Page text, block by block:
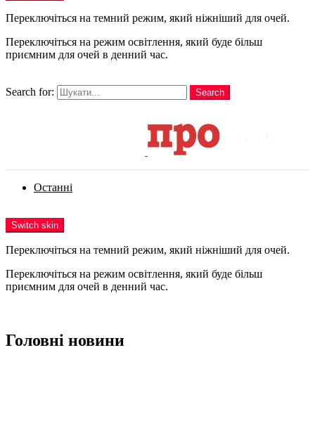
Переключіться на темний режим, який ніжніший для очей.
Переключіться на режим освітлення, який буде більш
приємним для очей в денний час.
Search for:
Search
Останні
Switch skin
Переключіться на темний режим, який ніжніший для очей.
Переключіться на режим освітлення, який буде більш
приємним для очей в денний час.
Головні новини